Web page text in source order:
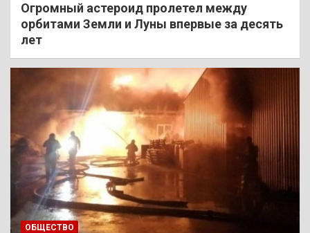
Огромный астероид пролетел между
орбитами Земли и Луны впервые за десять
лет
ОБЩЕСТВО